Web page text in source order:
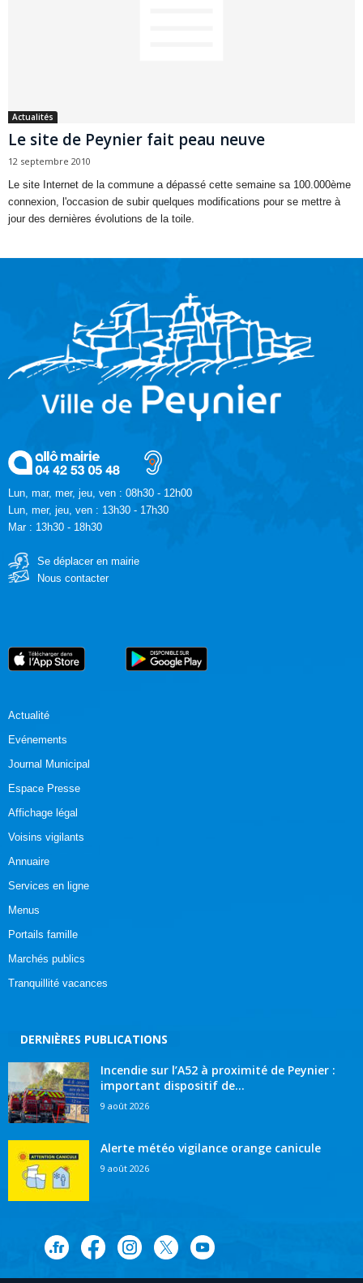
Actualités
Le site de Peynier fait peau neuve
12 septembre 2010
Le site Internet de la commune a dépassé cette semaine sa 100.000ème
connexion, l'occasion de subir quelques modifications pour se mettre à
jour des dernières évolutions de la toile.
Lun, mar, mer, jeu, ven : 08h30 - 12h00
Lun, mer, jeu, ven : 13h30 - 17h30
Mar : 13h30 - 18h30
Se déplacer en mairie
Nous contacter
Actualité
Evénements
Journal Municipal
Espace Presse
Affichage légal
Voisins vigilants
Annuaire
Services en ligne
Menus
Portails famille
Marchés publics
Tranquillité vacances
DERNIÈRES PUBLICATIONS
Incendie sur l’A52 à proximité de Peynier :
important dispositif de...
9 août 2026
Alerte météo vigilance orange canicule
9 août 2026